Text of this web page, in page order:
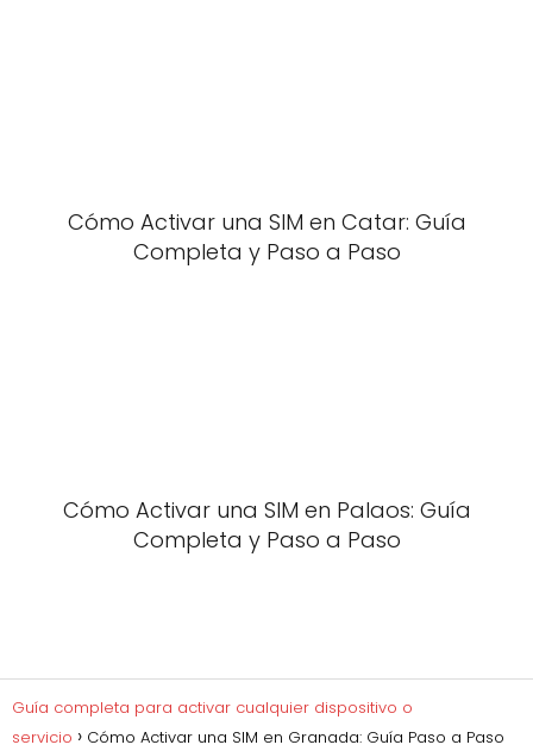
Cómo Activar una SIM en Catar: Guía
Completa y Paso a Paso
Cómo Activar una SIM en Palaos: Guía
Completa y Paso a Paso
Guía completa para activar cualquier dispositivo o
servicio
Cómo Activar una SIM en Granada: Guía Paso a Paso